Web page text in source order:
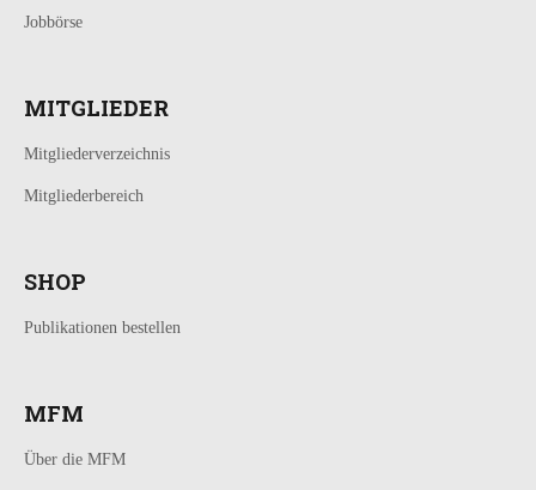
Jobbörse
MITGLIEDER
Mitgliederverzeichnis
Mitgliederbereich
SHOP
Publikationen bestellen
MFM
Über die MFM